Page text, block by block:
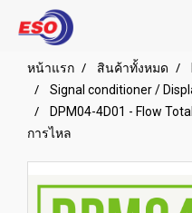
หน้าแรก สินค้าทั้งหมด
Signal conditioner /
DPM04-4D01 - Flow
การไหล